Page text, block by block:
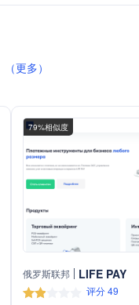
（更多）
79%相似度
俄罗斯联邦 LIFE PAY
评分 49